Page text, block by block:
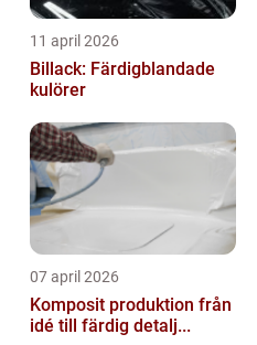
11 april 2026
Billack: Färdigblandade
kulörer
07 april 2026
Komposit produktion från
idé till färdig detalj...